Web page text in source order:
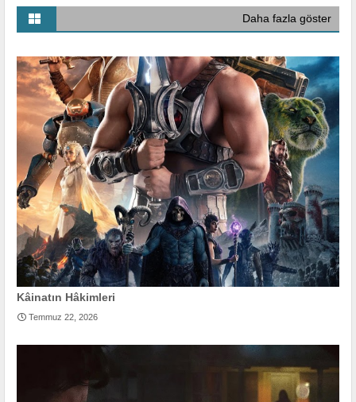
Daha fazla göster
Kâinatın Hâkimleri
Temmuz 22, 2026